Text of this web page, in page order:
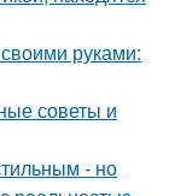
руками:
советы и
- но